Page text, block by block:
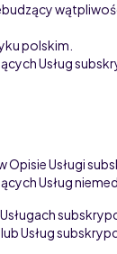
polskim.
Usług
Opisie Usługi
Usług
lub Usług